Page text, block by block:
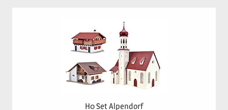
H0 Set Alpendorf